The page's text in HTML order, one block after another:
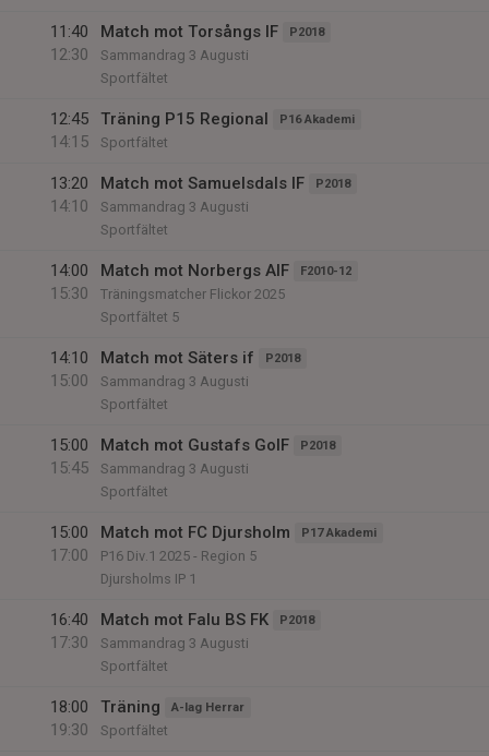
11:40
12:30
Match mot Torsångs IF P2018
Sammandrag 3 Augusti
Sportfältet
12:45
14:15
Träning P15 Regional P16 Akademi
Sportfältet
13:20
14:10
Match mot Samuelsdals IF P2018
Sammandrag 3 Augusti
Sportfältet
14:00
15:30
Match mot Norbergs AIF F2010-12
Träningsmatcher Flickor 2025
Sportfältet 5
14:10
15:00
Match mot Säters if P2018
Sammandrag 3 Augusti
Sportfältet
15:00
15:45
Match mot Gustafs GoIF P2018
Sammandrag 3 Augusti
Sportfältet
15:00
17:00
Match mot FC Djursholm P17 Akademi
P16 Div.1 2025 - Region 5
Djursholms IP 1
16:40
17:30
Match mot Falu BS FK P2018
Sammandrag 3 Augusti
Sportfältet
18:00
19:30
Träning A-lag Herrar
Sportfältet